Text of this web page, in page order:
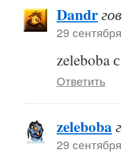
Dandr
29
zeleboba
Ответить
zeleboba
29